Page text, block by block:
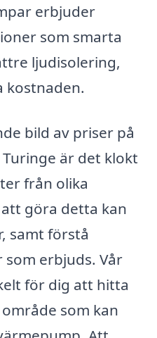
erbjuder
som smarta
ljudisolering,
kostnaden.
bild av priser på
är det klokt
från olika
göra detta kan
samt förstå
erbjuds. Vår
för dig att hitta
som kan